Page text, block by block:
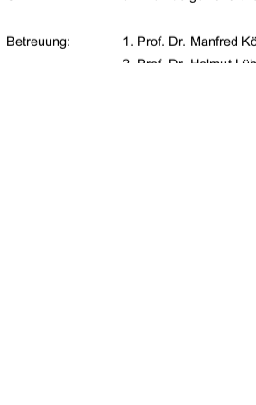
Betreuung: 1. Prof. Dr. Manfred
2. Prof. Dr. Helmut